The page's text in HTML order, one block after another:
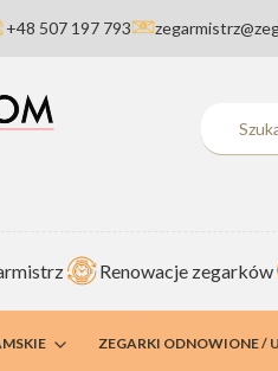
+48 507 197 793
Renowacje zegarków
ZEGARKI ODNOWIONE /